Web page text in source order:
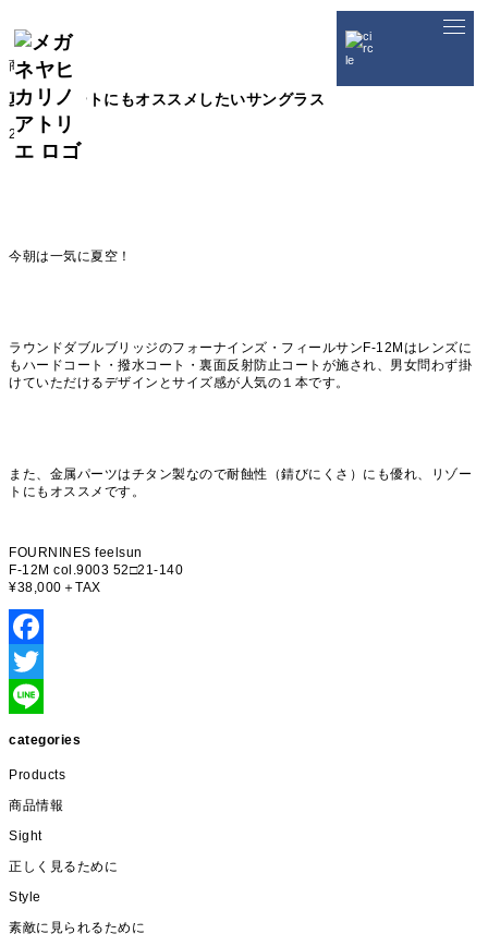
夏のリゾートにもオススメしたいサ
ングラス
商品情報
夏のリゾートにもオススメしたいサングラス
2019.07.27
今朝は一気に夏空！
ラウンドダブルブリッジのフォーナインズ・フィールサンF-12Mはレンズに
もハードコート・撥水コート・裏面反射防止コートが施され、男女問わず掛
けていただけるデザインとサイズ感が人気の１本です。
また、金属パーツはチタン製なので耐蝕性（錆びにくさ）にも優れ、リゾー
トにもオススメです。
FOURNINES feelsun
F-12M col.9003 52□21-140
¥38,000＋TAX
Facebook
Twitter
categories
Products
商品情報
Sight
正しく見るために
Style
素敵に見られるために